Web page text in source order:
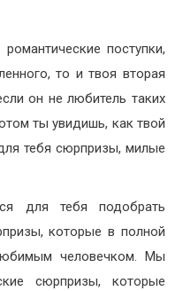
поступки,
то и твоя вторая
он не любитель таких
ты увидишь, как твой
тебя сюрпризы, милые
для тебя подобрать
которые в полной
человечком. Мы
сюрпризы, которые